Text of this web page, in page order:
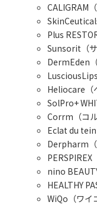
CALIGRAM
Plus
Sunsorit（サ
DermEden
Heliocare（
SolPro+
Corrm（コル
Eclat du
Derpharm（
PERSPIREX
nino
HEALTHY
WiQo（ワイ